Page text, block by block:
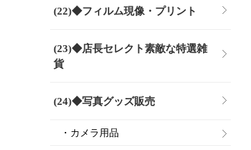
(22)◆フィルム現像・プリント
(23)◆店長セレクト素敵な特選雑
貨
(24)◆写真グッズ販売
・カメラ用品